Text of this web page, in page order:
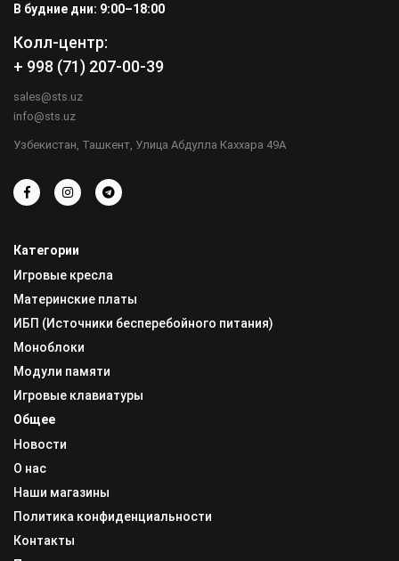
В будние дни: 9:00–18:00
Колл-центр:
+ 998 (71) 207-00-39
sales@sts.uz
info@sts.uz
Узбекистан, Ташкент, Улица Абдулла Каххара 49А
Категории
Игровые кресла
Материнские платы
ИБП (Источники бесперебойного питания)
Моноблоки
Модули памяти
Игровые клавиатуры
Общее
Новости
О нас
Наши магазины
Политика конфиденциальности
Контакты